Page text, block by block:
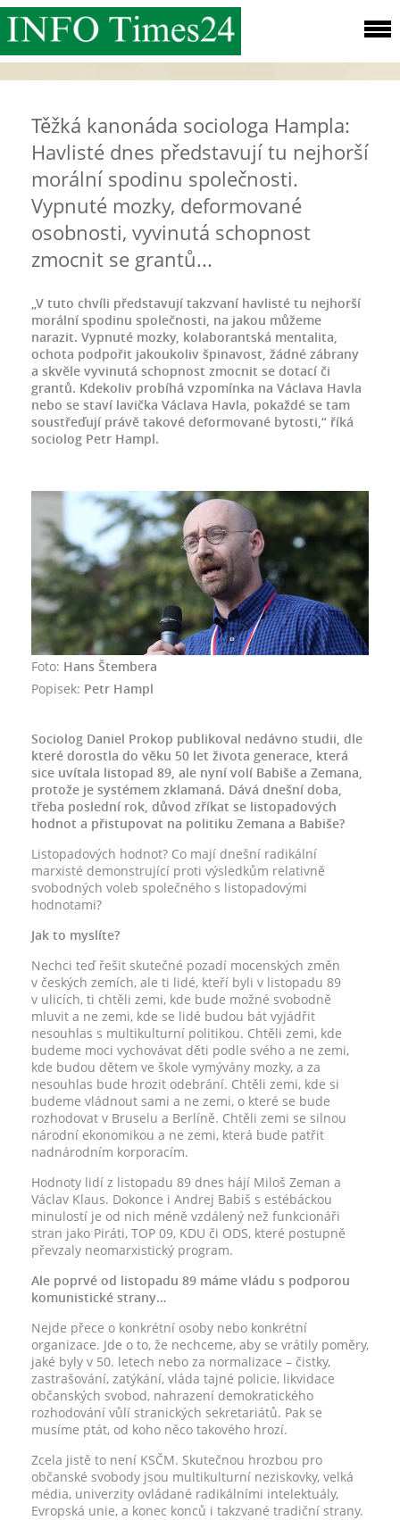
Těžká kanonáda sociologa Hampla:
Havlisté dnes představují tu nejhorší
morální spodinu společnosti.
Vypnuté mozky, deformované
osobnosti, vyvinutá schopnost
zmocnit se grantů...
„V tuto chvíli představují takzvaní havlisté tu nejhorší
morální spodinu společnosti, na jakou můžeme
narazit. Vypnuté mozky, kolaborantská mentalita,
ochota podpořit jakoukoliv špinavost, žádné zábrany
a skvěle vyvinutá schopnost zmocnit se dotací či
grantů. Kdekoliv probíhá vzpomínka na Václava Havla
nebo se staví lavička Václava Havla, pokaždé se tam
soustřeďují právě takové deformované bytosti,“ říká
sociolog Petr Hampl.
Foto: Hans Štembera
Popisek: Petr Hampl
Sociolog Daniel Prokop publikoval nedávno studii, dle
které dorostla do věku 50 let života generace, která
sice uvítala listopad 89, ale nyní volí Babiše a Zemana,
protože je systémem zklamaná. Dává dnešní doba,
třeba poslední rok, důvod zříkat se listopadových
hodnot a přistupovat na politiku Zemana a Babiše?
Listopadových hodnot? Co mají dnešní radikální
marxisté demonstrující proti výsledkům relativně
svobodných voleb společného s listopadovými
hodnotami?
Jak to myslíte?
Nechci teď řešit skutečné pozadí mocenských změn
v českých zemích, ale ti lidé, kteří byli v listopadu 89
v ulicích, ti chtěli zemi, kde bude možné svobodně
mluvit a ne zemi, kde se lidé budou bát vyjádřit
nesouhlas s multikulturní politikou. Chtěli zemi, kde
budeme moci vychovávat děti podle svého a ne zemi,
kde budou dětem ve škole vymývány mozky, a za
nesouhlas bude hrozit odebrání. Chtěli zemi, kde si
budeme vládnout sami a ne zemi, o které se bude
rozhodovat v Bruselu a Berlíně. Chtěli zemi se silnou
národní ekonomikou a ne zemi, která bude patřit
nadnárodním korporacím.
Hodnoty lidí z listopadu 89 dnes hájí Miloš Zeman a
Václav Klaus. Dokonce i Andrej Babiš s estébáckou
minulostí je od nich méně vzdálený než funkcionáři
stran jako Piráti, TOP 09, KDU či ODS, které postupně
převzaly neomarxistický program.
Ale poprvé od listopadu 89 máme vládu s podporou
komunistické strany…
Nejde přece o konkrétní osoby nebo konkrétní
organizace. Jde o to, že nechceme, aby se vrátily poměry,
jaké byly v 50. letech nebo za normalizace – čistky,
zastrašování, zatýkání, vláda tajné policie, likvidace
občanských svobod, nahrazení demokratického
rozhodování vůlí stranických sekretariátů. Pak se
musíme ptát, od koho něco takového hrozí.
Zcela jistě to není KSČM. Skutečnou hrozbou pro
občanské svobody jsou multikulturní neziskovky, velká
média, univerzity ovládané radikálními intelektuály,
Evropská unie, a konec konců i takzvané tradiční strany.